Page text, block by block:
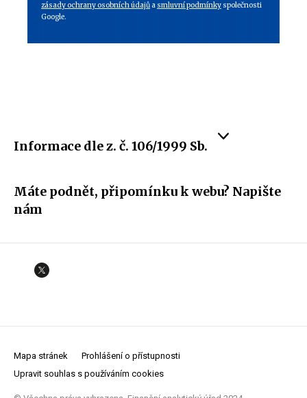
zásady ochrany osobních údajůa smluvní podmínky společnosti
Google.
Informace dle z. č. 106/1999 Sb.
Máte podnět, připomínku k webu? Napište
nám
Mapa stránek
Prohlášení o přístupnosti
Upravit souhlas s používáním cookies